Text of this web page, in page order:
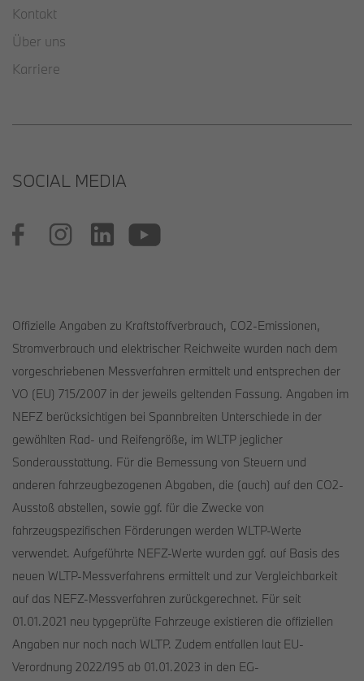
Kontakt
Über uns
Karriere
SOCIAL MEDIA
Offizielle Angaben zu Kraftstoffverbrauch, CO2-Emissionen,
Stromverbrauch und elektrischer Reichweite wurden nach dem
vorgeschriebenen Messverfahren ermittelt und entsprechen der
VO (EU) 715/2007 in der jeweils geltenden Fassung. Angaben im
NEFZ berücksichtigen bei Spannbreiten Unterschiede in der
gewählten Rad- und Reifengröße, im WLTP jeglicher
Sonderausstattung. Für die Bemessung von Steuern und
anderen fahrzeugbezogenen Abgaben, die (auch) auf den CO2-
Ausstoß abstellen, sowie ggf. für die Zwecke von
fahrzeugspezifischen Förderungen werden WLTP-Werte
verwendet. Aufgeführte NEFZ-Werte wurden ggf. auf Basis des
neuen WLTP-Messverfahrens ermittelt und zur Vergleichbarkeit
auf das NEFZ-Messverfahren zurückgerechnet. Für seit
01.01.2021 neu typgeprüfte Fahrzeuge existieren die offiziellen
Angaben nur noch nach WLTP. Zudem entfallen laut EU-
Verordnung 2022/195 ab 01.01.2023 in den EG-